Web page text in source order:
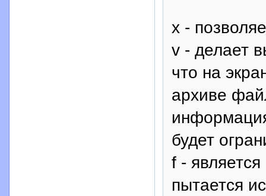
x -
v - делает
что на
архиве
будет
f -
пытается